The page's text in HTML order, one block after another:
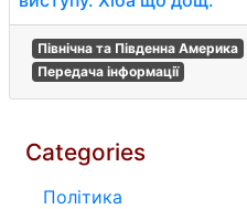
Північна та Південна Америка
Передача інформації
Categories
Політика